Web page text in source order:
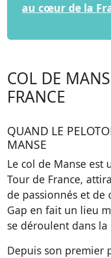
au cœur de la
COL DE
FRANCE
QUAND LE
MANSE
Le col de Manse est
Tour de France,
de passionnés et de
Gap en fait un lieu
se déroulent dans
Depuis son premier